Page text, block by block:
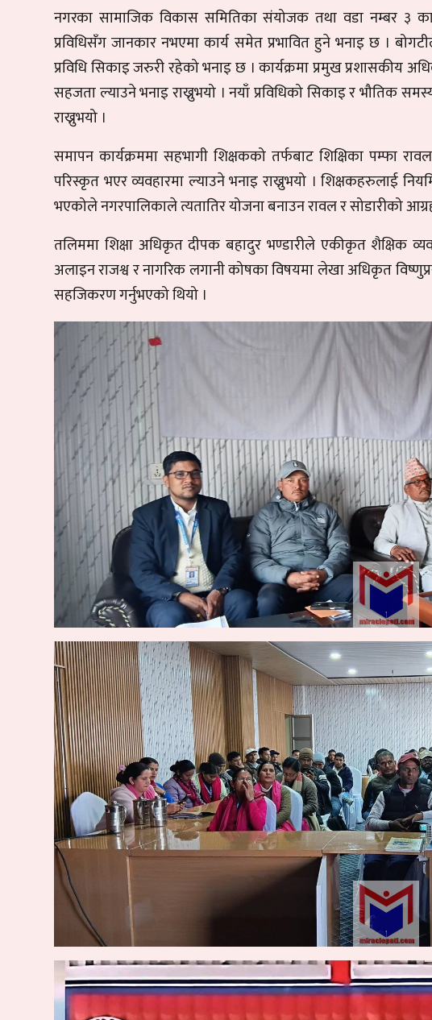
नगरका सामाजिक विकास समितिका संयोजक तथा वडा नम्बर ३
प्रविधिसँग जानकार नभएमा कार्य समेत प्रभावित हुने भनाइ छ ।
प्रविधि सिकाइ जरुरी रहेको भनाइ छ । कार्यक्रमा प्रमुख प्रशासकीय
सहजता ल्याउने भनाइ राख्नुभयो । नयाँ प्रविधिको सिकाइ र भौतिक
राख्नुभयो ।
समापन कार्यक्रममा सहभागी शिक्षकको तर्फबाट शिक्षिका
परिस्कृत भएर व्यवहारमा ल्याउने भनाइ राख्नुभयो । शिक्षकहरुलाई
भएकोले नगरपालिकाले त्यतातिर योजना बनाउन रावल र सोडारीको
तलिममा शिक्षा अधिकृत दीपक बहादुर भण्डारीले एकीकृत शैक्षिक
अलाइन राजश्व र नागरिक लगानी कोषका विषयमा लेखा अधिकृत
सहजिकरण गर्नुभएको थियो ।